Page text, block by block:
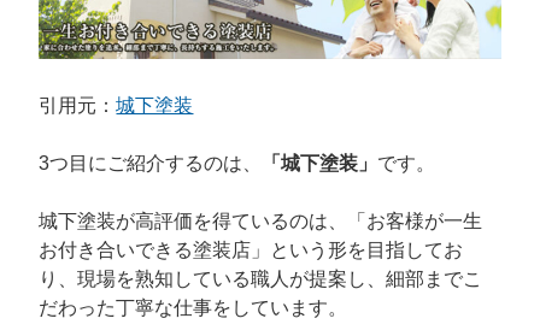
引用元：城下塗装
3つ目にご紹介するのは、 「城下塗装」 です。
城下塗装が高評価を得ているのは、「お客様が一生
お付き合いできる塗装店」という形を目指してお
り、現場を熟知している職人が提案し、細部までこ
だわった丁寧な仕事をしています。